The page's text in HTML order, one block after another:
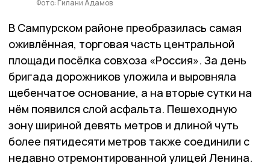
Фото: Гилани Адамов
В Сампурском районе преобразилась самая
оживлённая, торговая часть центральной
площади посёлка совхоза «Россия». За день
бригада дорожников уложила и выровняла
щебенчатое основание, а на вторые сутки на
нём появился слой асфальта. Пешеходную
зону шириной девять метров и длиной чуть
более пятидесяти метров также соединили с
недавно отремонтированной улицей Ленина.